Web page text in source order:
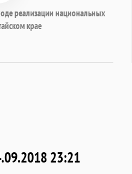
реализации национальных
крае
23:21